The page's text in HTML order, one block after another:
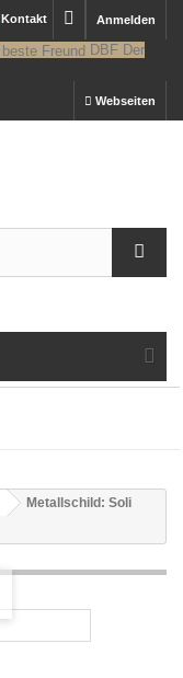
Anmelden
Kontakt
DBF Der
Webseiten
Metallschild: Soli